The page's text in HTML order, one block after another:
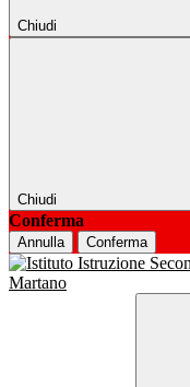
Chiudi
Chiudi
Conferma
Annulla Conferma